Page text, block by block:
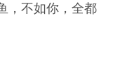
，不如你，全都